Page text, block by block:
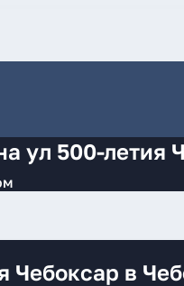
ул 500-летия
Чебоксар в